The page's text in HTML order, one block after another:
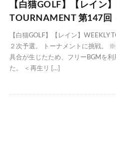
【白猫GOLF】【レイン
TOURNAMENT 第147回
【白猫GOLF】【レイン】WEEKLY
２次予選。 トーナメントに挑戦。
具合が生じたため、フリーBGMを利
た。 ＜再生リ […]